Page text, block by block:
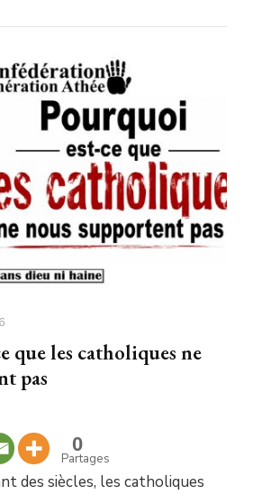
que les catholiques ne
pas
0
Partages
des siècles, les catholiques